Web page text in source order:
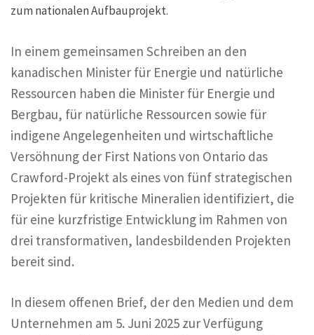
zum nationalen Aufbauprojekt.
In einem gemeinsamen Schreiben an den
kanadischen Minister für Energie und natürliche
Ressourcen haben die Minister für Energie und
Bergbau, für natürliche Ressourcen sowie für
indigene Angelegenheiten und wirtschaftliche
Versöhnung der First Nations von Ontario das
Crawford-Projekt als eines von fünf strategischen
Projekten für kritische Mineralien identifiziert, die
für eine kurzfristige Entwicklung im Rahmen von
drei transformativen, landesbildenden Projekten
bereit sind.
In diesem offenen Brief, der den Medien und dem
Unternehmen am 5. Juni 2025 zur Verfügung